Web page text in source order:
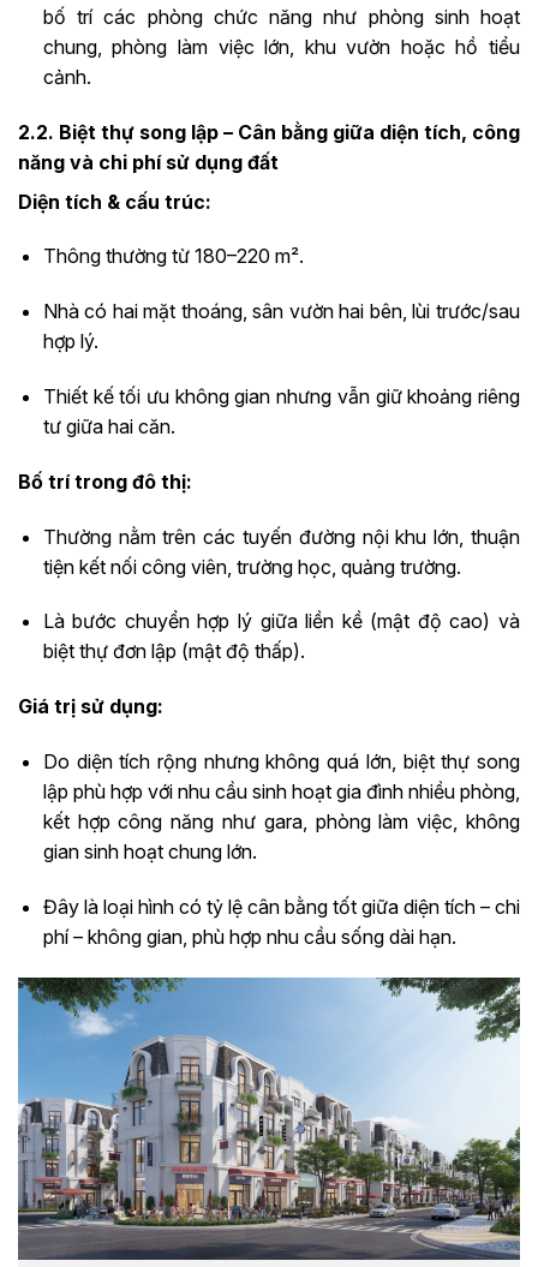
bố trí các phòng chức năng như phòng sinh hoạt
chung, phòng làm việc lớn, khu vườn hoặc hồ tiểu
cảnh.
2.2. Biệt thự song lập – Cân bằng giữa diện tích, công
năng và chi phí sử dụng đất
Diện tích & cấu trúc:
Thông thường từ 180–220 m².
Nhà có hai mặt thoáng, sân vườn hai bên, lùi trước/sau
hợp lý.
Thiết kế tối ưu không gian nhưng vẫn giữ khoảng riêng
tư giữa hai căn.
Bố trí trong đô thị:
Thường nằm trên các tuyến đường nội khu lớn, thuận
tiện kết nối công viên, trường học, quảng trường.
Là bước chuyển hợp lý giữa liền kề (mật độ cao) và
biệt thự đơn lập (mật độ thấp).
Giá trị sử dụng:
Do diện tích rộng nhưng không quá lớn, biệt thự song
lập phù hợp với nhu cầu sinh hoạt gia đình nhiều phòng,
kết hợp công năng như gara, phòng làm việc, không
gian sinh hoạt chung lớn.
Đây là loại hình có tỷ lệ cân bằng tốt giữa diện tích – chi
phí – không gian, phù hợp nhu cầu sống dài hạn.